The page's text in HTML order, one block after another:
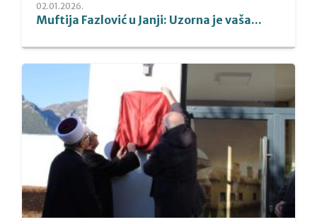
02.01.2026.
Muftija Fazlović u Janji: Uzorna je vaša...